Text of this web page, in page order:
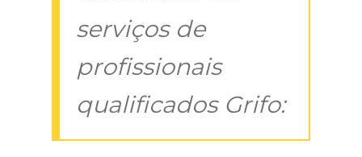
serviços de
profissionais
qualificados Grifo: